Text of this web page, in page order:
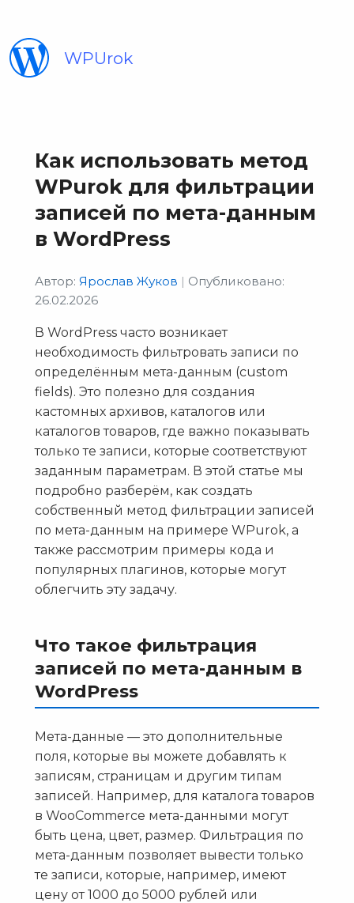
WPUrok
Как использовать метод
WPurok для фильтрации
записей по мета-данным
в WordPress
Автор: Ярослав Жуков | Опубликовано:
26.02.2026
В WordPress часто возникает
необходимость фильтровать записи по
определённым мета-данным (custom
fields). Это полезно для создания
кастомных архивов, каталогов или
каталогов товаров, где важно показывать
только те записи, которые соответствуют
заданным параметрам. В этой статье мы
подробно разберём, как создать
собственный метод фильтрации записей
по мета-данным на примере WPurok, а
также рассмотрим примеры кода и
популярных плагинов, которые могут
облегчить эту задачу.
Что такое фильтрация
записей по мета-данным в
WordPress
Мета-данные — это дополнительные
поля, которые вы можете добавлять к
записям, страницам и другим типам
записей. Например, для каталога товаров
в WooCommerce мета-данными могут
быть цена, цвет, размер. Фильтрация по
мета-данным позволяет вывести только
те записи, которые, например, имеют
цену от 1000 до 5000 рублей или